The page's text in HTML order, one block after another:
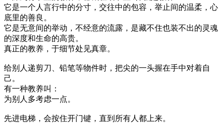
它是一个人言行中的分寸，交往中的包容，举止间的温柔，心
底里的善良。
它是无意间的举动，不经意的流露，是藏不住也装不出的灵魂
的深度和生命的高贵。
真正的教养，于细节处见真章。
给别人递剪刀、铅笔等物件时，把尖的一头握在手中对着自
己。
有一种教养叫：
为别人多考虑一点。
先进电梯，会按住开门键，直到所有人都上来。